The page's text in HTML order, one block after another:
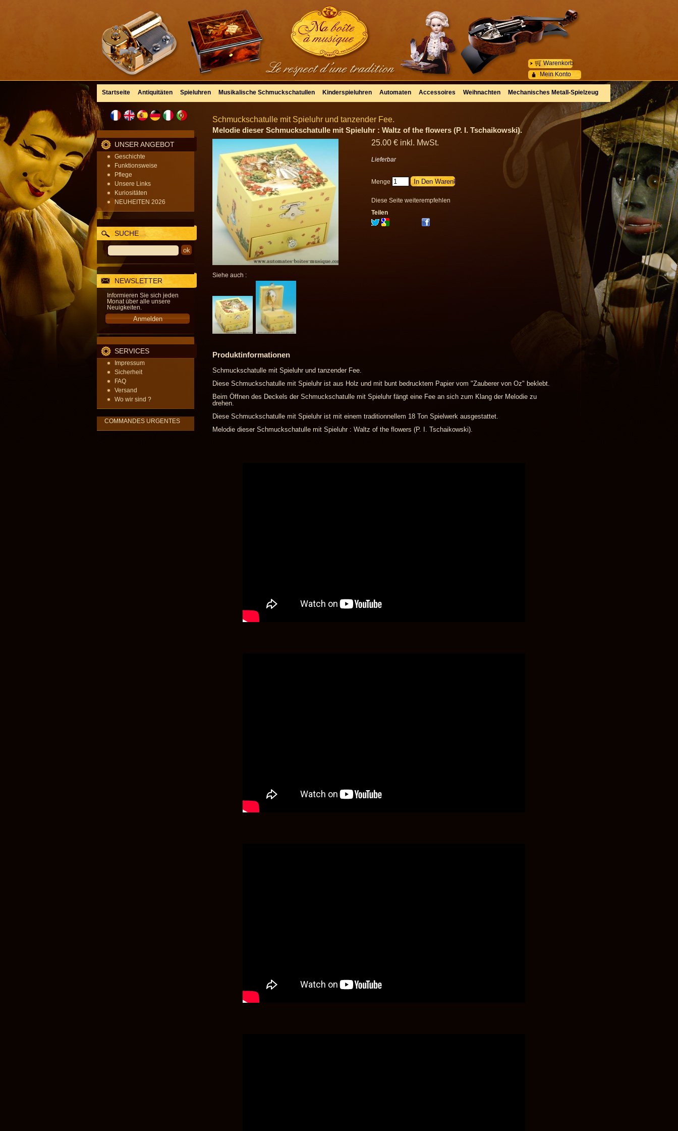
Mein Konto
Warenkorb
Startseite Antiquitäten Spieluhren Musikalische Schmuckschatullen Kinderspieluhren Automaten Accessoires Weihnachten Mechanisches Metall-Spielzeug
UNSER ANGEBOT
Geschichte
Funktionsweise
Pflege
Unsere Links
Kuriositäten
NEUHEITEN 2026
SUCHE
NEWSLETTER
Informieren Sie sich jeden
Monat über alle unsere
Neuigkeiten.
SERVICES
Impressum
Sicherheit
FAQ
Versand
Wo wir sind ?
COMMANDES URGENTES
Schmuckschatulle mit Spieluhr und tanzender Fee.
Melodie dieser Schmuckschatulle mit Spieluhr : Waltz of the flowers (P. I. Tschaikowski).
Siehe auch :
25.00 € inkl. MwSt.
Lieferbar
Menge
Diese Seite weiterempfehlen
Teilen
Produktinformationen
Schmuckschatulle mit Spieluhr und tanzender Fee.
Diese Schmuckschatulle mit Spieluhr ist aus Holz und mit bunt bedrucktem Papier vom "Zauberer von Oz" beklebt.
Beim Öffnen des Deckels der Schmuckschatulle mit Spieluhr fängt eine Fee an sich zum Klang der Melodie zu
drehen.
Diese Schmuckschatulle mit Spieluhr ist mit einem traditionnellem 18 Ton Spielwerk ausgestattet.
Melodie dieser Schmuckschatulle mit Spieluhr : Waltz of the flowers (P. I. Tschaikowski).